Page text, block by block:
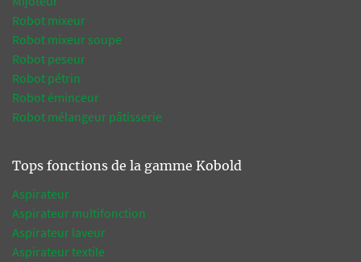
Robot mixeur
Robot mixeur soupe
Robot peseur
Robot pétrin
Robot éminceur
Robot mélangeur pâtisserie
Tops fonctions de la gamme Kobold
Aspirateur
Aspirateur multifonction
Aspirateur laveur
Aspirateur textile